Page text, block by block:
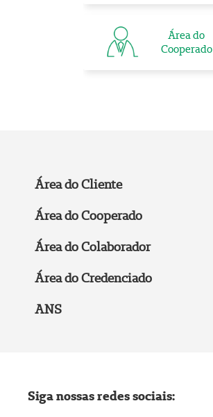
Área do
Cooperado
Área do Cliente
Área do Cooperado
Área do Colaborador
Área do Credenciado
ANS
Siga nossas redes sociais: